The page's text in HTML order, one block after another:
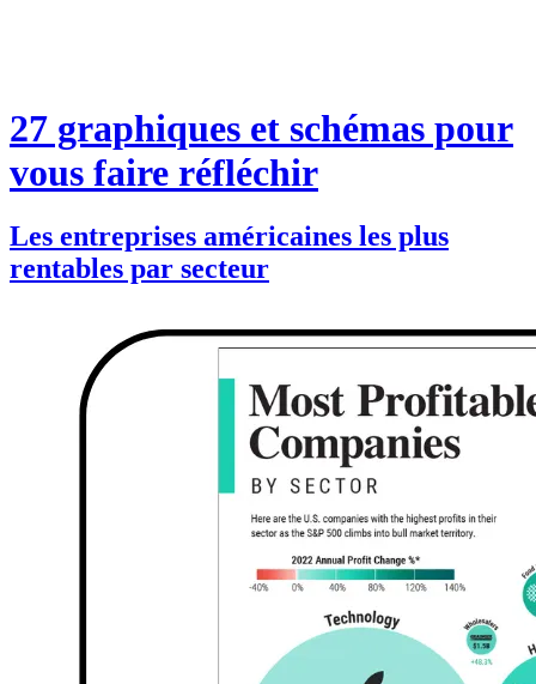
27 graphiques et schémas pour
vous faire réfléchir
Les entreprises américaines les plus
rentables par secteur